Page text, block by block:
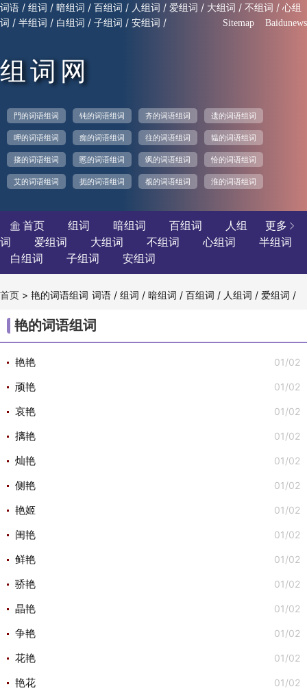
词语 / 组词 / 暗组词 / 百组词 / 人组词 / 爱组词 / 大组词 / 不组词 / 心组
词 / 半组词 / 白组词 / 子组词 / 安组词 / Sitemap Baidunews
组词网
門的词语组词 钝的词语组词 齐的词语组词 遗的词语组词
呷的词语组词 痴的词语组词 往的词语组词 韫的词语组词
搂的词语组词 慝的词语组词 飒的词语组词 恰的词语组词
艾的词语组词 扼的词语组词 覩的词语组词 淮的词语组词
更多 
 首页 组词 暗组词 百组词
人组
词
爱组词 大组词 不组词 心组词
半组词
白组词
子组词 安组词
词语 /组词 /暗组词 /百组词 / 人组词 /爱组词 /
词
首页 > 艳的词语组词
艳的词语组词
01/02
艳艳
01/02
顽艳
01/02
哀艳
01/02
摛艳
01/02
灿艳
01/02
侧艳
01/02
艳姬
01/02
闺艳
01/02
鲜艳
01/02
骄艳
01/02
晶艳
01/02
争艳
01/02
花艳
01/02
艳花